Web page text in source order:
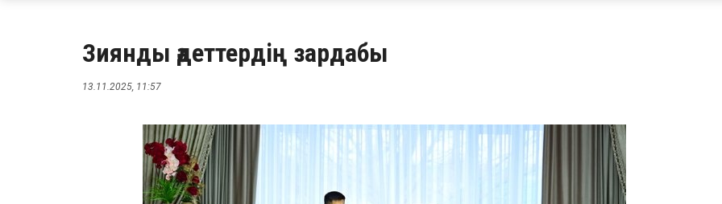
Зиянды әдеттердің зардабы
13.11.2025, 11:57